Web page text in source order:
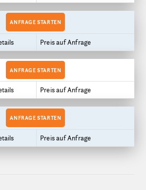
Preis auf Anfrage
ANFRAGE STARTEN
Preis auf Anfrage
ANFRAGE STARTEN
Preis auf Anfrage
ANFRAGE STARTEN